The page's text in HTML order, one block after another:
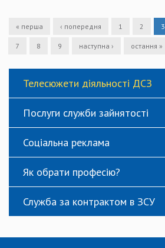
« перша ‹ попередня 1 2 3
7 8 9 наступна › остання »
Телесюжети діяльності ДСЗ
Послуги служби зайнятості
Соціальна реклама
Як обрати професію?
Служба за контрактом в ЗСУ